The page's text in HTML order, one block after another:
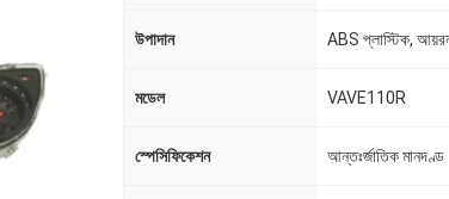
উপাদান ABS প্লাস্টিক,
মডেল VAVE110R
স্পেসিফিকেশন আন্তঃর্জাতিক মানদণ্ড